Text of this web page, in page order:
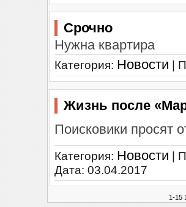
Срочно
Нужна квартира
Категория: Новости |
Жизнь после
Поисковики просят
Категория: Новости |
Дата: 03.04.2017
1-15